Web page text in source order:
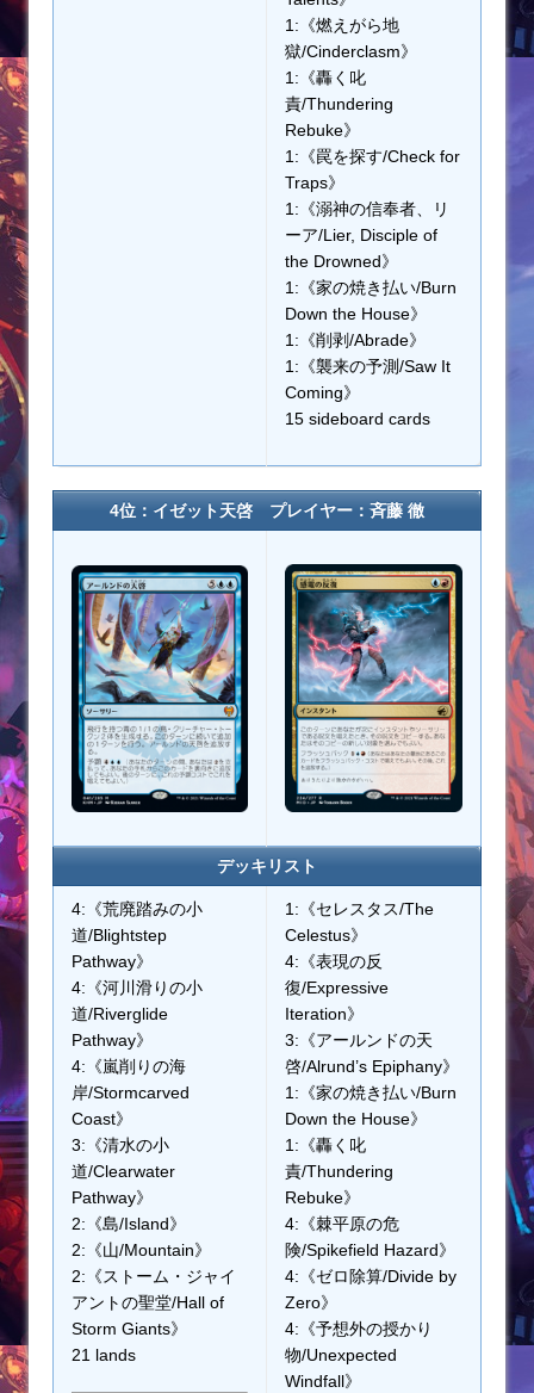
1:《燃えがら地
獄/Cinderclasm》
1:《轟く叱
責/Thundering
Rebuke》
1:《罠を探す/Check for
Traps》
1:《溺神の信奉者、リ
ーア/Lier, Disciple of
the Drowned》
1:《家の焼き払い/Burn
Down the House》
1:《削剥/Abrade》
1:《襲来の予測/Saw It
Coming》
15 sideboard cards
4位：イゼット天啓 プレイヤー：斉藤 徹
デッキリスト
4:《荒廃踏みの小
道/Blightstep
Pathway》
4:《河川滑りの小
道/Riverglide
Pathway》
4:《嵐削りの海
岸/Stormcarved
Coast》
3:《清水の小
道/Clearwater
Pathway》
2:《島/Island》
2:《山/Mountain》
2:《ストーム・ジャイ
アントの聖堂/Hall of
Storm Giants》
21 lands
1:《セレスタス/The
Celestus》
4:《表現の反
復/Expressive
Iteration》
3:《アールンドの天
啓/Alrund’s Epiphany》
1:《家の焼き払い/Burn
Down the House》
1:《轟く叱
責/Thundering
Rebuke》
4:《棘平原の危
険/Spikefield Hazard》
4:《ゼロ除算/Divide by
Zero》
4:《予想外の授かり
物/Unexpected
Windfall》